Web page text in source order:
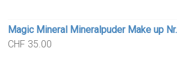
Magic Mineral Mineralpuder Make up
CHF 35.00